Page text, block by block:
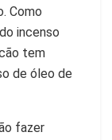
Como
incenso
tem
de óleo de
fazer